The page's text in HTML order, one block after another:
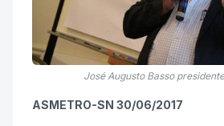
José Augusto Basso
ASMETRO-SN 30/06/2017